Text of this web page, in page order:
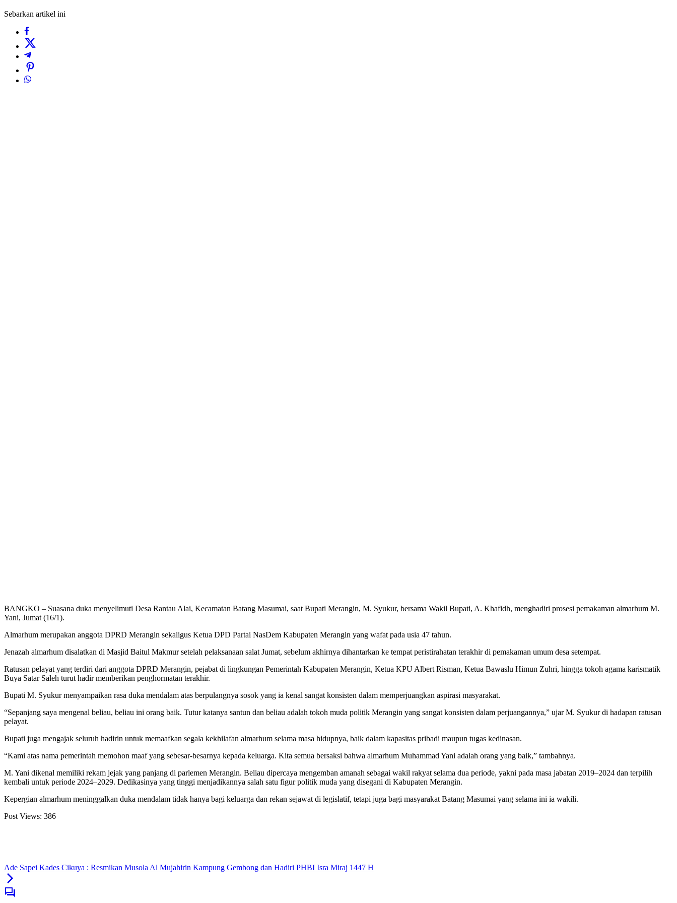
Sebarkan artikel ini
BANGKO – Suasana duka menyelimuti Desa Rantau Alai, Kecamatan Batang Masumai, saat Bupati Merangin, M. Syukur, bersama Wakil Bupati, A. Khafidh, menghadiri prosesi pemakaman almarhum M.
Yani, Jumat (16/1).
Almarhum merupakan anggota DPRD Merangin sekaligus Ketua DPD Partai NasDem Kabupaten Merangin yang wafat pada usia 47 tahun.
Jenazah almarhum disalatkan di Masjid Baitul Makmur setelah pelaksanaan salat Jumat, sebelum akhirnya dihantarkan ke tempat peristirahatan terakhir di pemakaman umum desa setempat.
Ratusan pelayat yang terdiri dari anggota DPRD Merangin, pejabat di lingkungan Pemerintah Kabupaten Merangin, Ketua KPU Albert Risman, Ketua Bawaslu Himun Zuhri, hingga tokoh agama karismatik
Buya Satar Saleh turut hadir memberikan penghormatan terakhir.
Bupati M. Syukur menyampaikan rasa duka mendalam atas berpulangnya sosok yang ia kenal sangat konsisten dalam memperjuangkan aspirasi masyarakat.
“Sepanjang saya mengenal beliau, beliau ini orang baik. Tutur katanya santun dan beliau adalah tokoh muda politik Merangin yang sangat konsisten dalam perjuangannya,” ujar M. Syukur di hadapan ratusan
pelayat.
Bupati juga mengajak seluruh hadirin untuk memaafkan segala kekhilafan almarhum selama masa hidupnya, baik dalam kapasitas pribadi maupun tugas kedinasan.
“Kami atas nama pemerintah memohon maaf yang sebesar-besarnya kepada keluarga. Kita semua bersaksi bahwa almarhum Muhammad Yani adalah orang yang baik,” tambahnya.
M. Yani dikenal memiliki rekam jejak yang panjang di parlemen Merangin. Beliau dipercaya mengemban amanah sebagai wakil rakyat selama dua periode, yakni pada masa jabatan 2019–2024 dan terpilih
kembali untuk periode 2024–2029. Dedikasinya yang tinggi menjadikannya salah satu figur politik muda yang disegani di Kabupaten Merangin.
Kepergian almarhum meninggalkan duka mendalam tidak hanya bagi keluarga dan rekan sejawat di legislatif, tetapi juga bagi masyarakat Batang Masumai yang selama ini ia wakili.
Post Views: 386
Ade Sapei Kades Cikuya : Resmikan Musola Al Mujahirin Kampung Gembong dan Hadiri PHBI Isra Miraj 1447 H